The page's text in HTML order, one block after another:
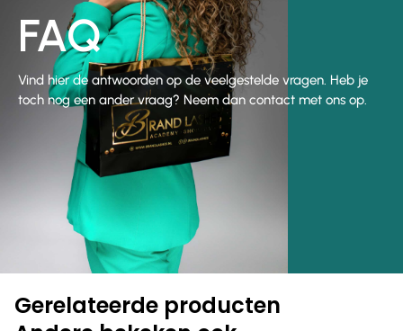
FAQ
Vind hier de antwoorden op de veelgestelde vragen. Heb je
toch nog een ander vraag? Neem dan contact met ons op.
Gerelateerde producten